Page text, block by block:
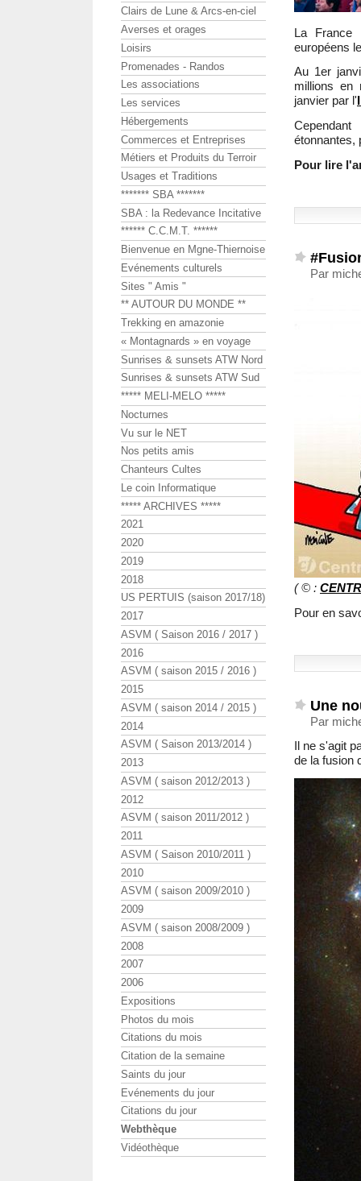
La
européens
Au 1er
millions en
janvier par l'
étonnantes,
Pour lire
Par
( © :
Pour en
Une
Par
Il ne s'agit
de la fusion
Clairs de Lune & Arcs-en-ciel
Averses et orages
Loisirs
Promenades - Randos
Les associations
Les services
Hébergements
Commerces et Entreprises
Métiers et Produits du Terroir
Usages et Traditions
******* SBA *******
SBA : la Redevance Incitative
****** C.C.M.T. ******
Bienvenue en Mgne-Thiernoise
Evénements culturels
Sites " Amis "
** AUTOUR DU MONDE **
Trekking en amazonie
« Montagnards » en voyage
Sunrises & sunsets ATW Nord
Sunrises & sunsets ATW Sud
***** MELI-MELO *****
Nocturnes
Vu sur le NET
Nos petits amis
Chanteurs Cultes
Le coin Informatique
***** ARCHIVES *****
2021
2020
2019
2018
US PERTUIS (saison 2017/18)
2017
ASVM ( Saison 2016 / 2017 )
2016
ASVM ( saison 2015 / 2016 )
2015
ASVM ( saison 2014 / 2015 )
2014
ASVM ( Saison 2013/2014 )
2013
ASVM ( saison 2012/2013 )
2012
ASVM ( saison 2011/2012 )
2011
ASVM ( Saison 2010/2011 )
2010
ASVM ( saison 2009/2010 )
2009
ASVM ( saison 2008/2009 )
2008
2007
2006
Expositions
Photos du mois
Citations du mois
Citation de la semaine
Saints du jour
Evénements du jour
Citations du jour
Webthèque
Vidéothèque